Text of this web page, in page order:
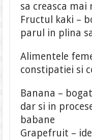
sa creasca mai
Fructul kaki –
parul in plina
Alimentele
constipatiei si
Banana –
dar si in
babane
Grapefruit –